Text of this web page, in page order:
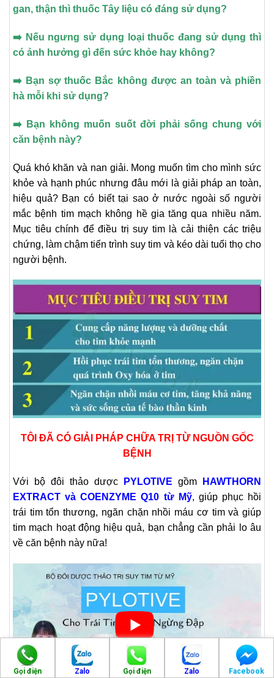
Gọi điện Zalo Gọi điện Zalo Facebook
gan, thận thì thuốc Tây liệu có đáng sử dụng?
➡️ Nếu ngưng sử dụng loại thuốc đang sử dụng thì
có ảnh hưởng gì đến sức khỏe hay không?
➡️ Bạn sợ thuốc Bắc không được an toàn và phiền
hà mỗi khi sử dụng?
➡️ Bạn không muốn suốt đời phải sống chung với
căn bệnh này?
Quá khó khăn và nan giải. Mong muốn tìm cho mình sức
khỏe và hạnh phúc nhưng đâu mới là giải pháp an toàn,
hiệu quả? Bạn có biết tại sao ở nước ngoài số người
mắc bệnh tim mạch không hề gia tăng qua nhiều năm.
Mục tiêu chính để điều trị suy tim là cải thiện các triệu
chứng, làm chậm tiến trình suy tim và kéo dài tuổi thọ cho
người bệnh.
TÔI ĐÃ CÓ GIẢI PHÁP CHỮA TRỊ TỪ NGUỒN GỐC
BỆNH
Với bộ đôi thảo dược PYLOTIVE gồm
HAWTHORN
EXTRACT vàCOENZYME Q10 từ Mỹ, giúp phục hồi
trái tim tổn thương, ngăn chặn nhồi máu cơ tim và giúp
tim mạch hoạt động hiệu quả, bạn chẳng cần phải lo âu
về căn bệnh này nữa!